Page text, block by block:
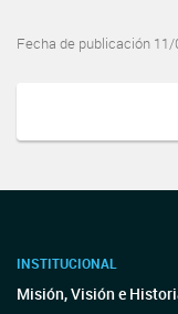
Fecha de publicación
INSTITUCIONAL
Misión, Visión e